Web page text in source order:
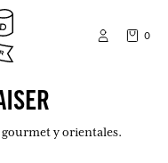
0
y orientales.